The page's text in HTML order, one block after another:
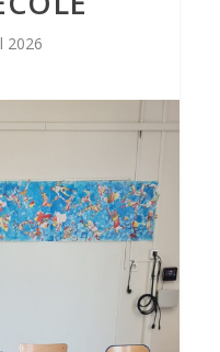
2026